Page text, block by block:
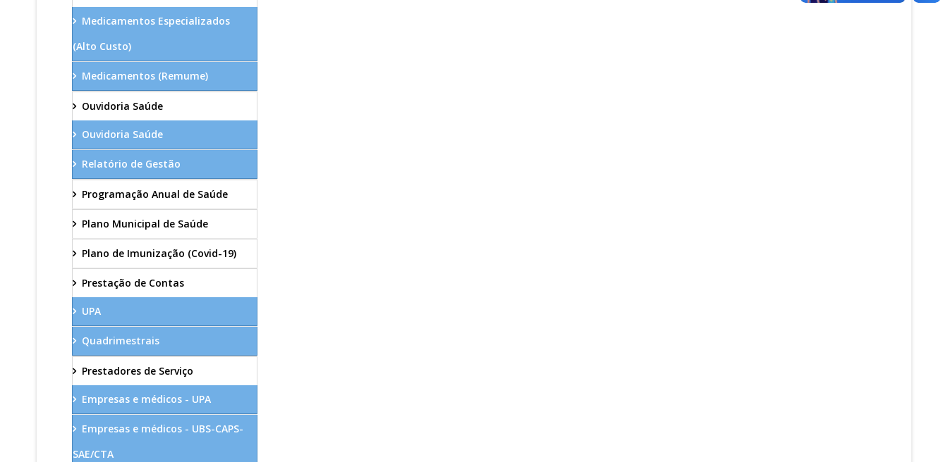
Medicamentos Especializados
(Alto Custo)
Medicamentos (Remume)
Ouvidoria Saúde
Ouvidoria Saúde
Relatório de Gestão
Programação Anual de Saúde
Plano Municipal de Saúde
Plano de Imunização (Covid-19)
Prestação de Contas
UPA
Quadrimestrais
Prestadores de Serviço
Empresas e médicos - UPA
Empresas e médicos - UBS-CAPS-
SAE/CTA